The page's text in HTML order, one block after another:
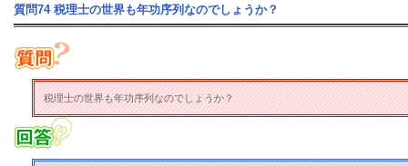
質問74 税理士の世界も年功序列なのでしょうか？
税理士の世界も年功序列なのでしょうか？